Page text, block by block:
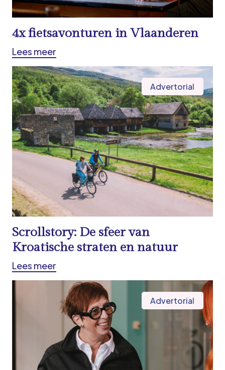
4x fietsavonturen in Vlaanderen
Lees meer
Advertorial
Scrollstory: De sfeer van
Kroatische straten en natuur
Lees meer
Advertorial